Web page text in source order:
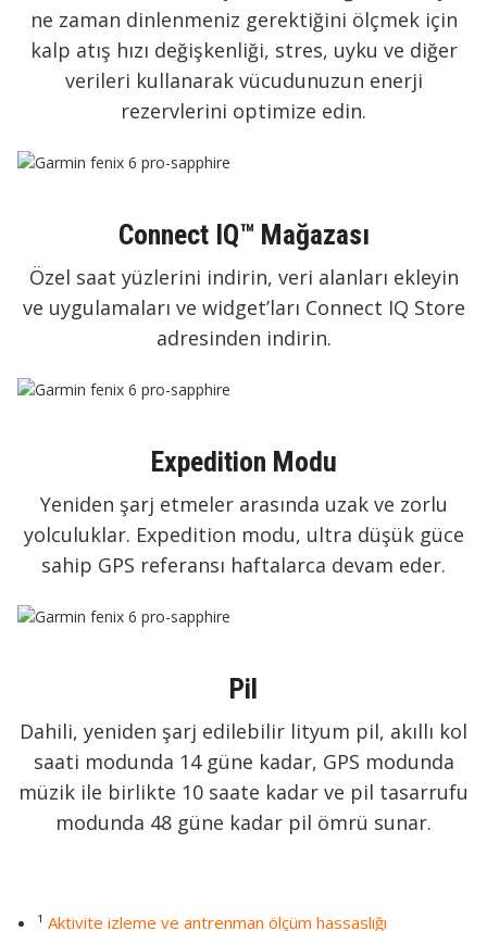
ne zaman dinlenmeniz gerektiğini ölçmek için
kalp atış hızı değişkenliği, stres, uyku ve diğer
verileri kullanarak vücudunuzun enerji
rezervlerini optimize edin.
Connect IQ™ Mağazası
Özel saat yüzlerini indirin, veri alanları ekleyin
ve uygulamaları ve widget’ları Connect IQ Store
adresinden indirin.
Expedition Modu
Yeniden şarj etmeler arasında uzak ve zorlu
yolculuklar. Expedition modu, ultra düşük güce
sahip GPS referansı haftalarca devam eder.
Pil
Dahili, yeniden şarj edilebilir lityum pil, akıllı kol
saati modunda 14 güne kadar, GPS modunda
müzik ile birlikte 10 saate kadar ve pil tasarrufu
modunda 48 güne kadar pil ömrü sunar.
¹ Aktivite izleme ve antrenman ölçüm hassaslığı